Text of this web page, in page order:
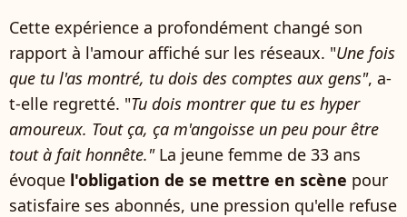
Cette expérience a profondément changé son
rapport à l'amour affiché sur les réseaux. "Une fois
que tu l'as montré, tu dois des comptes aux gens", a-
t-elle regretté. "Tu dois montrer que tu es hyper
amoureux. Tout ça, ça m'angoisse un peu pour être
tout à fait honnête."La jeune femme de 33 ans
évoque l'obligation de se mettre en scène pour
satisfaire ses abonnés, une pression qu'elle refuse